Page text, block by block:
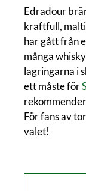
Edradour
kraftfull,
har gått från
många
lagringarna i
ett måste för
För fans av
valet!